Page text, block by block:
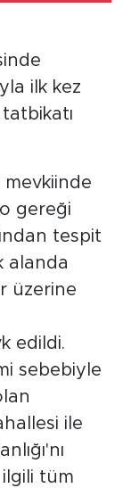
ilk kez
mevkiinde
gereği
tespit
alanda
üzerine
edildi.
sebebiyle
ile
tüm